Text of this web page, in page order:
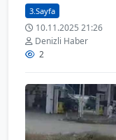
3.Sayfa
10.11.2025 21:26
Denizli Haber
2